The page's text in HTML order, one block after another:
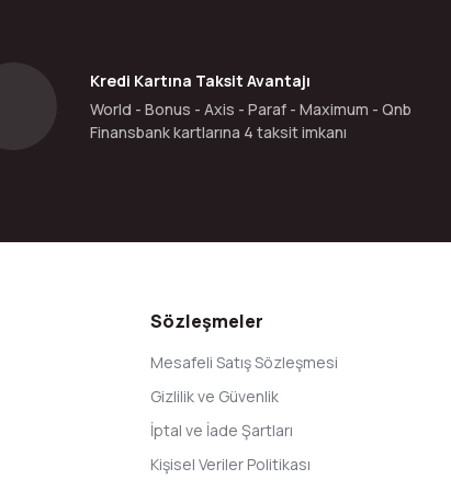
Kredi Kartına Taksit Avantajı
World - Bonus - Axis - Paraf - Maximum - Qnb
Finansbank kartlarına 4 taksit imkanı
Sözleşmeler
Mesafeli Satış Sözleşmesi
Gizlilik ve Güvenlik
İptal ve İade Şartları
Kişisel Veriler Politikası